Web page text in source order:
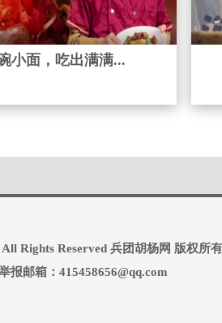
小面，吃出满满...
Rights Reserved 兵团胡杨网 版权所有
报邮箱：415458656@qq.com